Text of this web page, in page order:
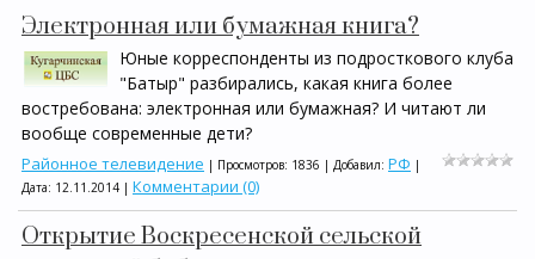
Электронная или бумажная книга?
Юные корреспонденты из подросткового клуба
"Батыр" разбирались, какая книга более
востребована: электронная или бумажная? И читают ли
вообще современные дети?
Районное телевидение | Просмотров: 1836 | Добавил: РФ |
Дата: 12.11.2014 | Комментарии (0)
Открытие Воскресенской сельской